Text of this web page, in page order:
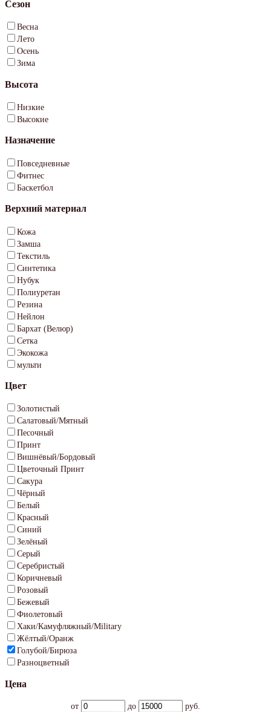
Сезон
Весна
Лето
Осень
Зима
Высота
Низкие
Высокие
Назначение
Повседневные
Фитнес
Баскетбол
Верхний материал
Кожа
Замша
Текстиль
Синтетика
Нубук
Полиуретан
Резина
Нейлон
Бархат (Велюр)
Сетка
Экокожа
мульти
Цвет
Золотистый
Салатовый/Мятный
Песочный
Принт
Вишнёвый/Бордовый
Цветочный Принт
Сакура
Чёрный
Белый
Красный
Синий
Зелёный
Серый
Серебристый
Коричневый
Розовый
Бежевый
Фиолетовый
Хаки/Камуфляжный/Military
Жёлтый/Оранж
Голубой/Бирюза
Разноцветный
Цена
от до
руб.